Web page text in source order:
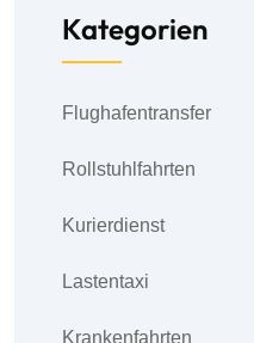
Kategorien
Flughafentransfer
Rollstuhlfahrten
Kurierdienst
Lastentaxi
Krankenfahrten